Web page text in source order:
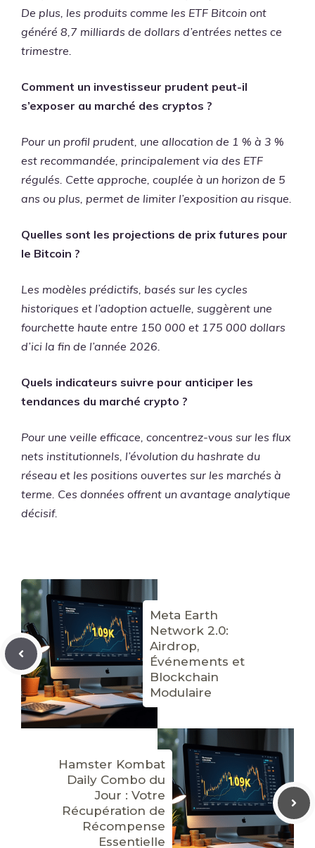
De plus, les produits comme les ETF Bitcoin ont
généré 8,7 milliards de dollars d’entrées nettes ce
trimestre.
Comment un investisseur prudent peut-il
s’exposer au marché des cryptos ?
Pour un profil prudent, une allocation de 1 % à 3 %
est recommandée, principalement via des ETF
régulés. Cette approche, couplée à un horizon de 5
ans ou plus, permet de limiter l’exposition au risque.
Quelles sont les projections de prix futures pour
le Bitcoin ?
Les modèles prédictifs, basés sur les cycles
historiques et l’adoption actuelle, suggèrent une
fourchette haute entre 150 000 et 175 000 dollars
d’ici la fin de l’année 2026.
Quels indicateurs suivre pour anticiper les
tendances du marché crypto ?
Pour une veille efficace, concentrez-vous sur les flux
nets institutionnels, l’évolution du hashrate du
réseau et les positions ouvertes sur les marchés à
terme. Ces données offrent un avantage analytique
décisif.
Meta Earth
Network 2.0:
Airdrop,
Événements et
Blockchain
Modulaire
Hamster Kombat
Daily Combo du
Jour : Votre
Récupération de
Récompense
Essentielle